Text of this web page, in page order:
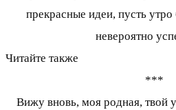
прекрасные идеи, пусть
невероятно
Читайте также
***
Вижу вновь, моя родная, твой